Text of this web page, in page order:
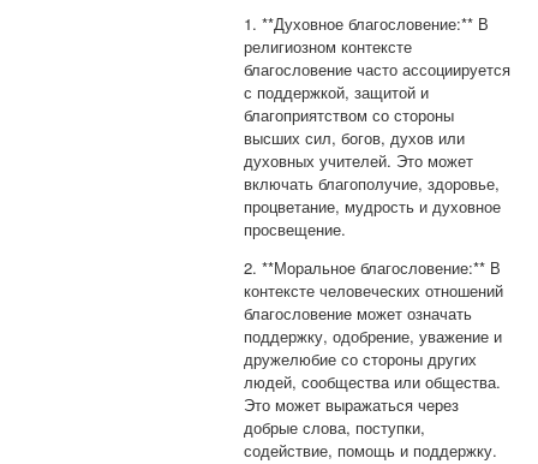
1. **Духовное благословение:** В
религиозном контексте
благословение часто ассоциируется
с поддержкой, защитой и
благоприятством со стороны
высших сил, богов, духов или
духовных учителей. Это может
включать благополучие, здоровье,
процветание, мудрость и духовное
просвещение.
2. **Моральное благословение:** В
контексте человеческих отношений
благословение может означать
поддержку, одобрение, уважение и
дружелюбие со стороны других
людей, сообщества или общества.
Это может выражаться через
добрые слова, поступки,
содействие, помощь и поддержку.